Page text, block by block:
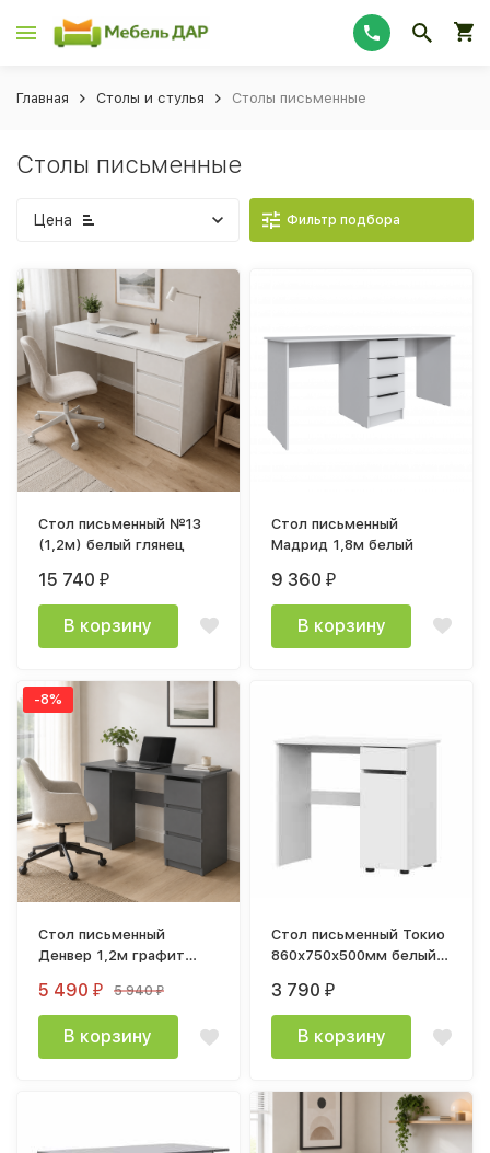
Главная Столы и стулья Столы письменные
Столы письменные
Цена Фильтр подбора
Стол письменный №13
(1,2м) белый глянец
15 740₽
В корзину
Стол письменный
Мадрид 1,8м белый
9 360₽
В корзину
-8%
Стол письменный
Денвер 1,2м графит
5 490₽ 5 940₽
В корзину
Стол письменный Токио
860х750х500мм белый
3 790₽
В корзину